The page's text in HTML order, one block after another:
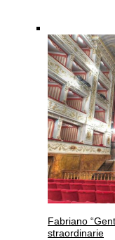
Fabriano
straordinarie